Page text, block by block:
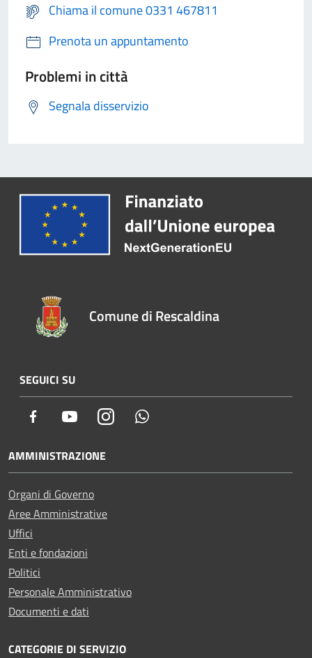
Chiama il comune 0331 467811
Prenota un appuntamento
Problemi in città
Segnala disservizio
Comune di Rescaldina
SEGUICI SU
Facebook YoutubeInstagram
AMMINISTRAZIONE
Organi di Governo
Aree Amministrative
Uffici
Enti e fondazioni
Politici
Personale Amministrativo
Documenti e dati
CATEGORIE DI SERVIZIO